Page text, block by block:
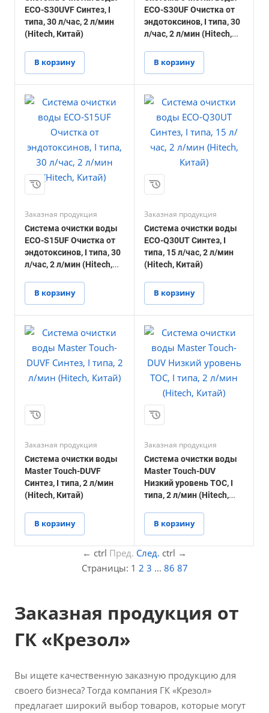
ECO-S30UVF Синтез, I
типа, 30 л/час, 2 л/мин
(Hitech, Китай)
В корзину
ECO-S30UF Очистка от
эндотоксинов, I типа, 30
л/час, 2 л/мин (Hitech,
В корзину
Заказная продукция
Система очистки воды
ECO-S15UF Очистка от
эндотоксинов, I типа, 30
л/час, 2 л/мин (Hitech,
В корзину
Заказная продукция
Система очистки воды
ECO-Q30UT Синтез, I
типа, 15 л/час, 2 л/мин
(Hitech, Китай)
В корзину
Заказная продукция
Система очистки воды
Master Touch-DUVF
Синтез, I типа, 2 л/мин
(Hitech, Китай)
В корзину
Заказная продукция
Система очистки воды
Master Touch-DUV
Низкий уровень TOC, I
типа, 2 л/мин (Hitech,
В корзину
← ctrl Пред. След. ctrl →
Страницы: 1 2 3 ... 86 87
Заказная продукция от
ГК «Крезол»
Вы ищете качественную заказную продукцию для
своего бизнеса? Тогда компания ГК «Крезол»
предлагает широкий выбор товаров, которые могут